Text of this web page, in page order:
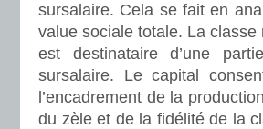
sursalaire. Cela se fait en
value sociale totale. La classe
est destinataire d’une
sursalaire. Le capital
l’encadrement de la
du zèle et de la fidélité de la